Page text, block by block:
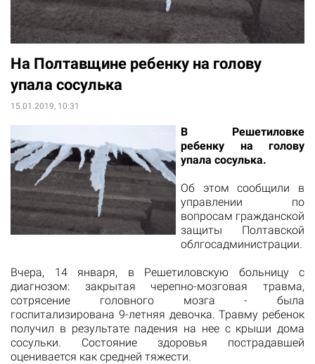
На Полтавщине ребенку на голову
упала сосулька
15.01.2019, 10:31
В Решетиловке
ребенку на голову
упала сосулька.
Об этомсообщили в
управлении по
вопросам гражданской
защиты Полтавской
облгосадминистрации.
Вчера, 14 января, в Решетиловскую больницу с
диагнозом: закрытая черепно-мозговая травма,
сотрясение головного
мозга - была
госпитализирована 9-летняя девочка.Травму ребенок
получил в результате падения на нее с крыши дома
сосульки.
Состояние здоровья
пострадавшей
оценивается как средней тяжести.